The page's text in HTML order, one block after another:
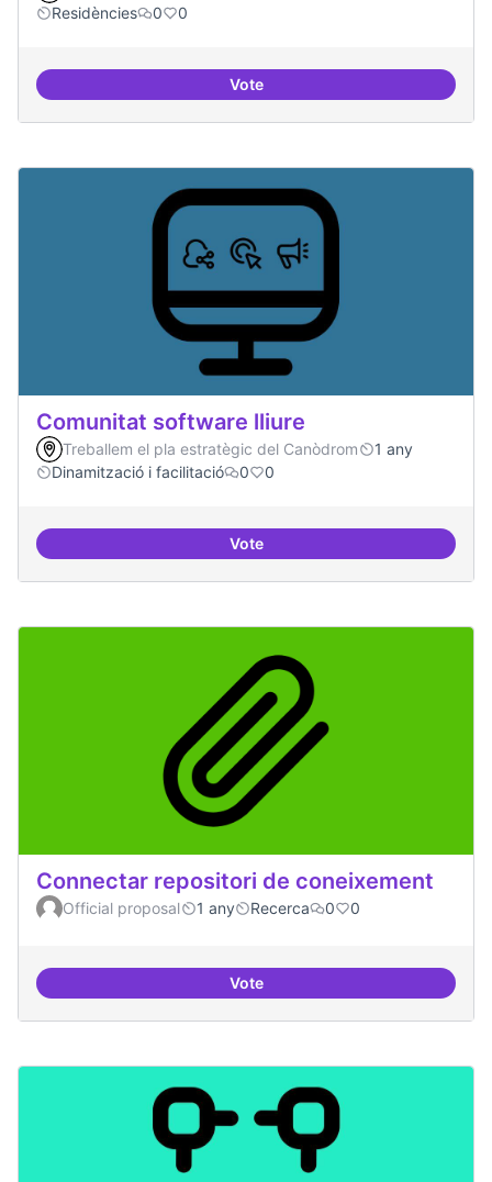
Residències
0 0
VoteComunitat i continuitat
Comunitat software lliure
Treballem el pla estratègic del Canòdrom
1 any
Dinamització i facilitació
0 0
VoteComunitat software lliure
Connectar repositori de coneixement
Official proposal 1 any Recerca 0 0
VoteConnectar repositori de